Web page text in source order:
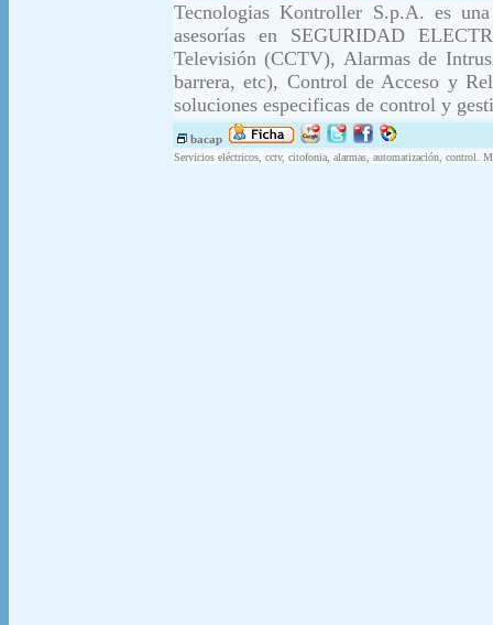
Tecnologias Kontroller S.p.A. es
asesorías en SEGURIDAD
Televisión (CCTV), Alarmas de
barrera, etc), Control de Acceso y
soluciones especificas de control y
bacap
Servicios eléctricos, cctv, citofonia, alarmas, automatización, control.